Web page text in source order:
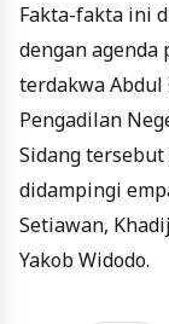
Fakta-fakta ini
dengan
terdakwa Abdul
Pengadilan
Sidang
didampingi
Setiawan,
Yakob Widodo.